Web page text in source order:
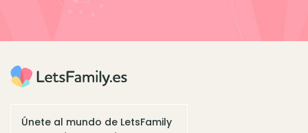
Únete al mundo de LetsFamily